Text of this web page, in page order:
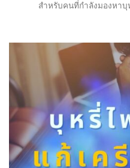
สำหรับคนที่กำลังมองหาบุ